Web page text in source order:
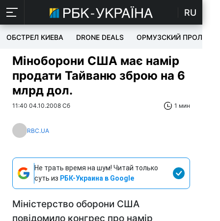
RU
ОБСТРЕЛ КИЕВА DRONE DEALS ОРМУЗСКИЙ ПРОЛИВ
Міноборони США має намір
продати Тайваню зброю на 6
млрд дол.
11:40 04.10.2008 Сб 1 мин
RBC.UA
Не трать время на шум! Читай только
суть из РБК-Украина в Google
Міністерство оборони США
повідомило конгрес про намір